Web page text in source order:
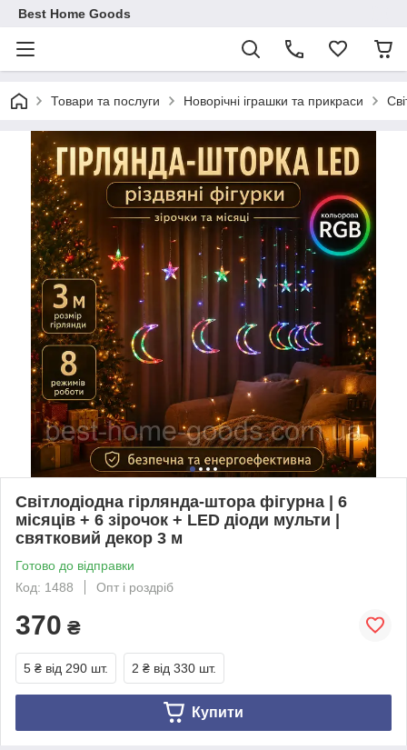
Best Home Goods
Товари та послуги Новорічні іграшки та прикраси
Світлодіодна гірлянда-штора фігурна | 6
місяців + 6 зірочок + LED діоди мульти |
святковий декор 3 м
Готово до відправки
Код: 1488
Опт і роздріб
370 ₴
5 ₴ від 290 шт. 2 ₴ від 330 шт.
Купити